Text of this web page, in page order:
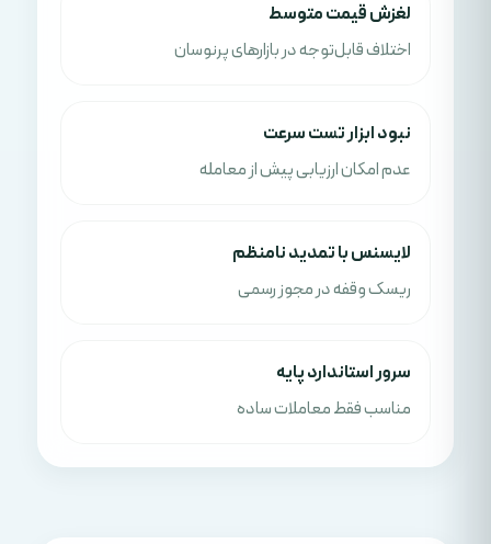
لغزش قیمت متوسط
اختلاف قابل‌توجه در بازارهای پرنوسان
نبود ابزار تست سرعت
عدم امکان ارزیابی پیش از معامله
لایسنس با تمدید نامنظم
ریسک وقفه در مجوز رسمی
سرور استاندارد پایه
مناسب فقط معاملات ساده